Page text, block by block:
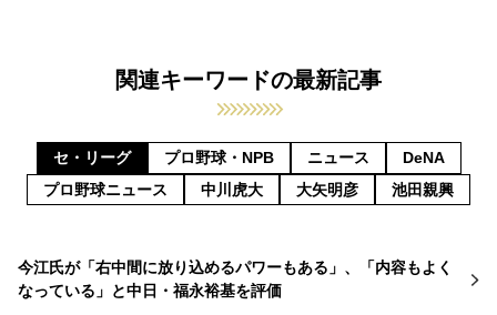
関連キーワードの最新記事
セ・リーグ プロ野球・NPB ニュース
DeNA
プロ野球ニュース
中川虎大 大矢明彦 池田親興
今江氏が「右中間に放り込めるパワーもある」、「内容もよく
なっている」と中日・福永裕基を評価